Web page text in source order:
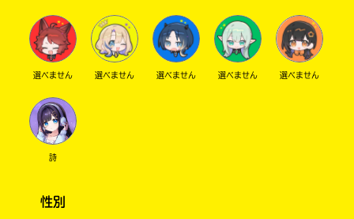
選べません 選べません 選べません 選べません 選べません
詩
性別